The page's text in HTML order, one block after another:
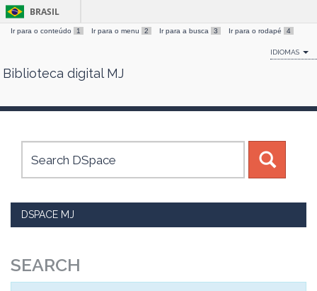
Skip
BRASIL
Ir para o conteúdo 1 Ir para o menu 2 Ir para a busca 3 Ir para o rodapé 4
IDIOMAS
Biblioteca digital MJ
DSPACE MJ
SEARCH